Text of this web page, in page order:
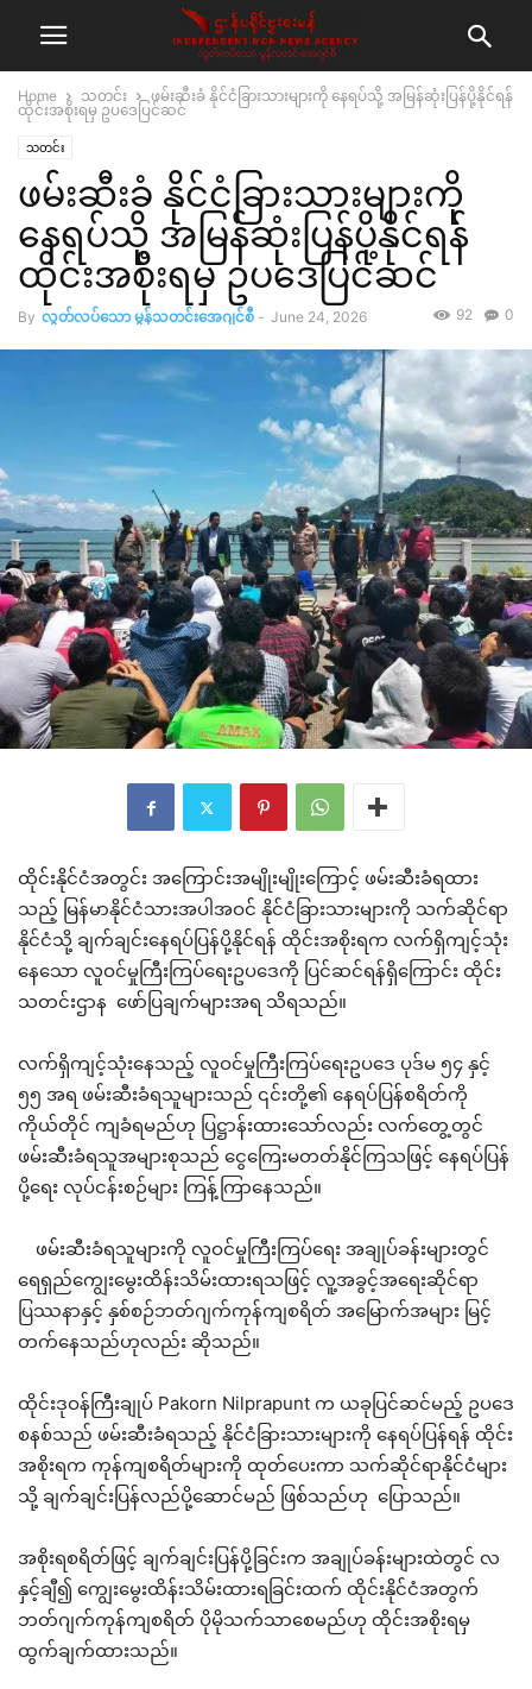
Home သတင်း
ဖမ်းဆီးခံ နိုင်ငံခြားသားများကို နေရပ်သို့ အမြန်ဆုံးပြန်ပို့နိုင်ရန်
ထိုင်းအစိုးရမှ ဥပဒေပြင်ဆင်
သတင်း
ဖမ်းဆီးခံ နိုင်ငံခြားသားများကို
နေရပ်သို့ အမြန်ဆုံးပြန်ပို့နိုင်ရန်
ထိုင်းအစိုးရမှ ဥပဒေပြင်ဆင်
By လွတ်လပ်သော မွန်သတင်းအေဂျင်စီ - June 24, 2026 0
92
ထိုင်းနိုင်ငံအတွင်း အကြောင်းအမျိုးမျိုးကြောင့် ဖမ်းဆီးခံရထား
သည့် မြန်မာနိုင်ငံသားအပါအဝင် နိုင်ငံခြားသားများကို သက်ဆိုင်ရာ
နိုင်ငံသို့ ချက်ချင်းနေရပ်ပြန်ပို့နိုင်ရန် ထိုင်းအစိုးရက လက်ရှိကျင့်သုံး
နေသော လူဝင်မှုကြီးကြပ်ရေးဥပဒေကို ပြင်ဆင်ရန်ရှိကြောင်း ထိုင်း
သတင်းဌာန ဖော်ပြချက်များအရ သိရသည်။
လက်ရှိကျင့်သုံးနေသည့် လူဝင်မှုကြီးကြပ်ရေးဥပဒေ ပုဒ်မ ၅၄ နှင့်
၅၅ အရ ဖမ်းဆီးခံရသူများသည် ၎င်းတို့၏ နေရပ်ပြန်စရိတ်ကို
ကိုယ်တိုင် ကျခံရမည်ဟု ပြဋ္ဌာန်းထားသော်လည်း လက်တွေ့တွင်
ဖမ်းဆီးခံရသူအများစုသည် ငွေကြေးမတတ်နိုင်ကြသဖြင့် နေရပ်ပြန်
ပို့ရေး လုပ်ငန်းစဉ်များ ကြန့်ကြာနေသည်။
ဖမ်းဆီးခံရသူများကို လူဝင်မှုကြီးကြပ်ရေး အချုပ်ခန်းများတွင်
ရေရှည်ကျွေးမွေးထိန်းသိမ်းထားရသဖြင့် လူ့အခွင့်အရေးဆိုင်ရာ
ပြဿနာနှင့် နှစ်စဉ်ဘတ်ဂျက်ကုန်ကျစရိတ် အမြောက်အများ မြင့်
တက်နေသည်ဟုလည်း ဆိုသည်။
ထိုင်းဒုဝန်ကြီးချုပ် Pakorn Nilprapunt က ယခုပြင်ဆင်မည့် ဥပဒေ
စနစ်သည် ဖမ်းဆီးခံရသည့် နိုင်ငံခြားသားများကို နေရပ်ပြန်ရန် ထိုင်း
အစိုးရက ကုန်ကျစရိတ်များကို ထုတ်ပေးကာ သက်ဆိုင်ရာနိုင်ငံများ
သို့ ချက်ချင်းပြန်လည်ပို့ဆောင်မည် ဖြစ်သည်ဟု ပြောသည်။
အစိုးရစရိတ်ဖြင့် ချက်ချင်းပြန်ပို့ခြင်းက အချုပ်ခန်းများထဲတွင် လ
နှင့်ချီ၍ ကျွေးမွေးထိန်းသိမ်းထားရခြင်းထက် ထိုင်းနိုင်ငံအတွက်
ဘတ်ဂျက်ကုန်ကျစရိတ် ပိုမိုသက်သာစေမည်ဟု ထိုင်းအစိုးရမှ
ထွက်ချက်ထားသည်။